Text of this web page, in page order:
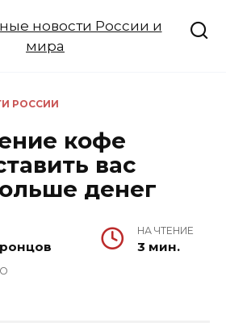
РОССИИ
кофе
вас
денег
НА ЧТЕНИЕ
3 мин.